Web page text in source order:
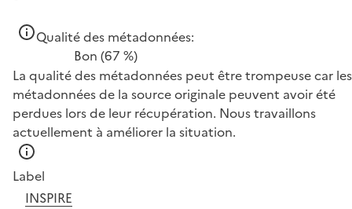
Qualité des métadonnées:
Bon (67 %)
La qualité des métadonnées peut être trompeuse car les
métadonnées de la source originale peuvent avoir été
perdues lors de leur récupération. Nous travaillons
actuellement à améliorer la situation.
Label
INSPIRE